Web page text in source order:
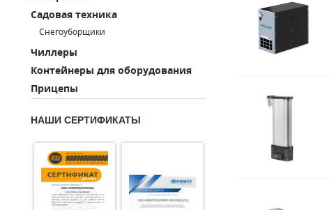
Садовая техника
Снегоуборщики
Чиллеры
Контейнеры для оборудования
Прицепы
НАШИ СЕРТИФИКАТЫ
ДЕТАЛИ ПОГРУЖНЫХ НАСОСОВ
ШЛАНГИ ДЛЯ МОТОПОМП
ДЛЯ ВАКУУМНЫХ НАСОСОВ